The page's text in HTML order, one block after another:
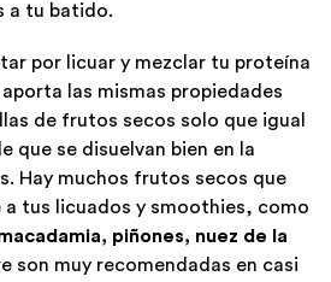
a tu batido.
por licuar y mezclar tu proteína
las mismas propiedades
de frutos secos solo que igual
que se disuelvan bien en la
Hay muchos frutos secos que
a tus licuados y smoothies, como
piñones, nuez de la
son muy recomendadas en casi